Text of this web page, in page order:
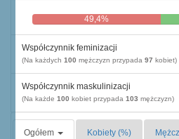
49,4%
Współczynnik feminizacji
(Na każdych 100 mężczyzn przypada 97 kobiet)
Współczynnik maskulinizacji
(Na każde 100 kobiet przypada 103 mężczyzn)
Ogółem Kobiety (%)